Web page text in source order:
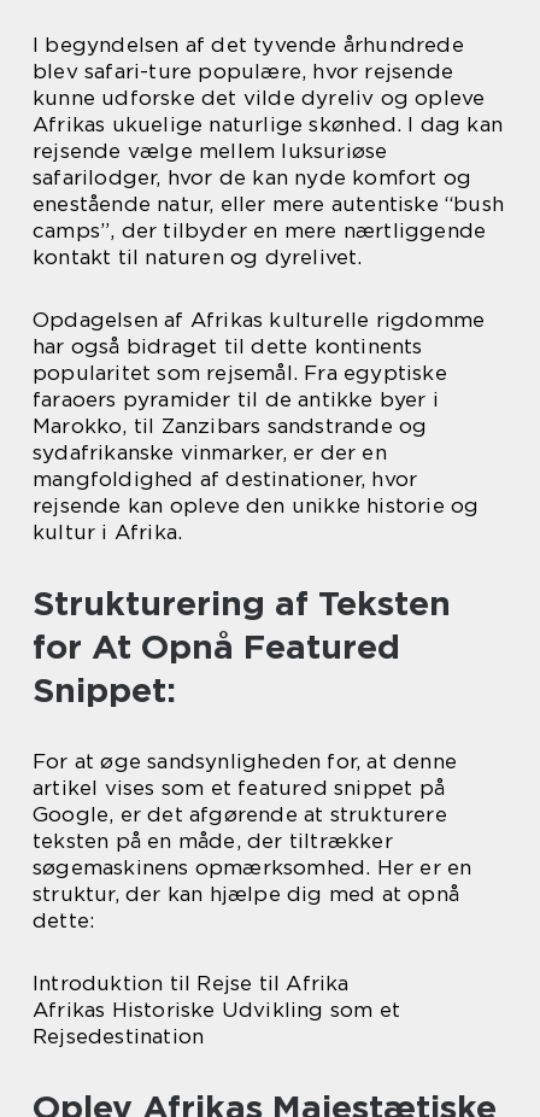
I begyndelsen af det tyvende århundrede
blev safari-ture populære, hvor rejsende
kunne udforske det vilde dyreliv og opleve
Afrikas ukuelige naturlige skønhed. I dag kan
rejsende vælge mellem luksuriøse
safarilodger, hvor de kan nyde komfort og
enestående natur, eller mere autentiske “bush
camps”, der tilbyder en mere nærtliggende
kontakt til naturen og dyrelivet.
Opdagelsen af Afrikas kulturelle rigdomme
har også bidraget til dette kontinents
popularitet som rejsemål. Fra egyptiske
faraoers pyramider til de antikke byer i
Marokko, til Zanzibars sandstrande og
sydafrikanske vinmarker, er der en
mangfoldighed af destinationer, hvor
rejsende kan opleve den unikke historie og
kultur i Afrika.
Strukturering af Teksten
for At Opnå Featured
Snippet:
For at øge sandsynligheden for, at denne
artikel vises som et featured snippet på
Google, er det afgørende at strukturere
teksten på en måde, der tiltrækker
søgemaskinens opmærksomhed. Her er en
struktur, der kan hjælpe dig med at opnå
dette:
Introduktion til Rejse til Afrika
Afrikas Historiske Udvikling som et
Rejsedestination
Oplev Afrikas Majestætiske